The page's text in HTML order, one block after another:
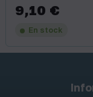
Prix
9,10 €
En stock